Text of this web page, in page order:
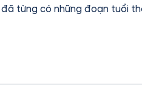
từng có những đoạn tuổi